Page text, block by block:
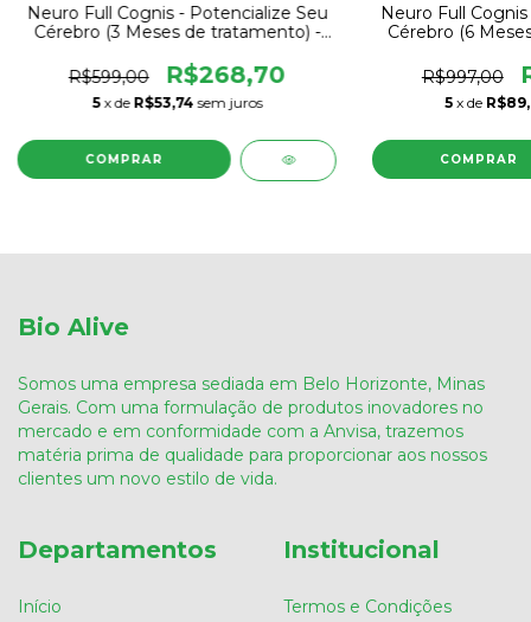
Neuro Full Cognis - Potencialize Seu
Cérebro (3 Meses de tratamento) -
concentração.
R$599,00 R$268,70
5 x de R$53,74 sem juros
Neuro Full
Cérebro (6
R$997,00
5 x de
Bio Alive
Somos uma empresa sediada em Belo Horizonte, Minas
Gerais. Com uma formulação de produtos inovadores no
mercado e em conformidade com a Anvisa, trazemos
matéria prima de qualidade para proporcionar aos nossos
clientes um novo estilo de vida.
Departamentos
Início
Institucional
Termos e Condições